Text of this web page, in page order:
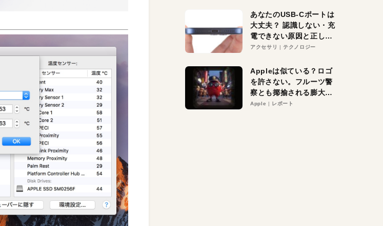
あなたのUSB-Cポートは
大丈夫？ 認識しない・充
電できない原因と正しい
対策
アクセサリ テクノロジー
Appleは似ている？ロゴ
を許さない。フルーツ警
察とも揶揄される膨大な
異議申し立て。対象は非
Apple レポート